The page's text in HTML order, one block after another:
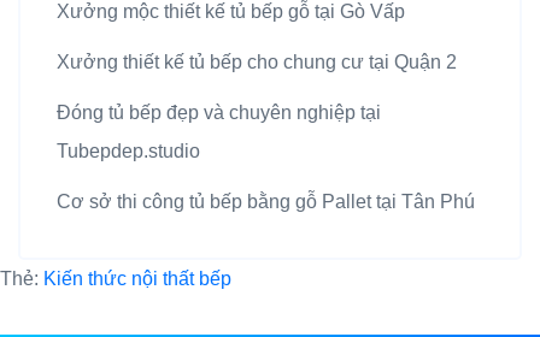
Xưởng mộc thiết kế tủ bếp gỗ tại Gò Vấp
Xưởng thiết kế tủ bếp cho chung cư tại Quận 2
Đóng tủ bếp đẹp và chuyên nghiệp tại
Tubepdep.studio
Cơ sở thi công tủ bếp bằng gỗ Pallet tại Tân Phú
Thẻ: Kiến thức nội thất bếp